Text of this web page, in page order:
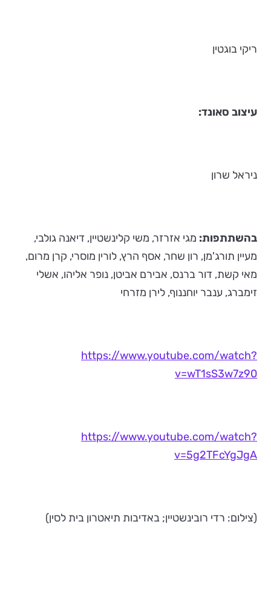
ריקי בוגטין
עיצוב סאונד:
ניראל שרון
בהשתתפות: מגי אזרזר, משי קלינשטיין, דיאנה גולבי,
מעיין תורג'מן, רון שחר, אסף הרץ, לורין מוסרי, קרן מרום,
מאי קשת, דור ברנס, אבירם אביטן, נופר אליהו, אשלי
זימברג, ענבר יוחננוף, לירן מזרחי
https://www.youtube.com/watch?
v=wT1sS3w7z90
https://www.youtube.com/watch?
v=5g2TFcYgJgA
(צילום: רדי רובינשטיין; באדיבות תיאטרון בית לסין)